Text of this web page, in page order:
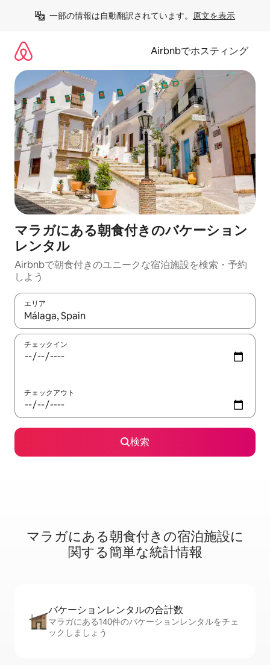
一部の情報は自動翻訳されています。 原文を表示
Airbnbでホスティング
マラガにある朝食付きのバケーション
レンタル
Airbnbで朝食付きのユニークな宿泊施設を検索・予約
しよう
エリア
検索結果が表示されたら、上下の矢印キーを使って移動するか
チェックイン
チェックアウト
検索
マラガに⁠あ⁠る朝⁠食⁠付⁠き⁠の宿⁠泊⁠施⁠設⁠に
関⁠す⁠る簡⁠単⁠な統⁠計⁠情⁠報
バケーションレ⁠ン⁠タ⁠ル⁠の合⁠計⁠数
マラガにある140件のバケーションレンタルをチェ
ックしましょう